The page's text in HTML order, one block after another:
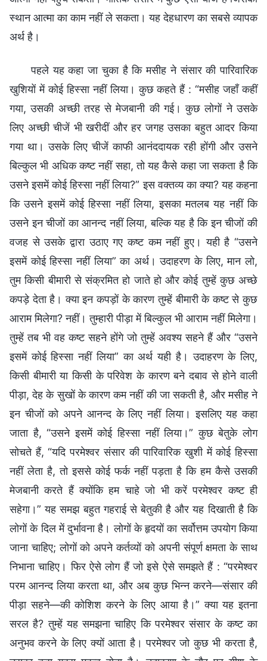
स्थान आत्मा का काम नहीं ले सकता। यह देहधारण का सबसे व्यापक
अर्थ है।
पहले यह कहा जा चुका है कि मसीह ने संसार की पारिवारिक
खुशियों में कोई हिस्सा नहीं लिया। कुछ कहते हैं : “मसीह जहाँ कहीं
गया, उसकी अच्छी तरह से मेजबानी की गई। कुछ लोगों ने उसके
लिए अच्छी चीजें भी खरीदीं और हर जगह उसका बहुत आदर किया
गया था। उसके लिए चीजें काफी आनंददायक रही होंगी और उसने
बिल्कुल भी अधिक कष्ट नहीं सहा, तो यह कैसे कहा जा सकता है कि
उसने इसमें कोई हिस्सा नहीं लिया?” इस वक्तव्य का क्या? यह कहना
कि उसने इसमें कोई हिस्सा नहीं लिया, इसका मतलब यह नहीं कि
उसने इन चीजों का आनन्द नहीं लिया, बल्कि यह है कि इन चीजों की
वजह से उसके द्वारा उठाए गए कष्ट कम नहीं हुए। यही है “उसने
इसमें कोई हिस्सा नहीं लिया” का अर्थ। उदाहरण के लिए, मान लो,
तुम किसी बीमारी से संक्रमित हो जाते हो और कोई तुम्हें कुछ अच्छे
कपड़े देता है। क्या इन कपड़ों के कारण तुम्हें बीमारी के कष्ट से कुछ
आराम मिलेगा? नहीं। तुम्हारी पीड़ा में बिल्कुल भी आराम नहीं मिलेगा।
तुम्हें तब भी वह कष्ट सहने होंगे जो तुम्हें अवश्य सहने हैं और “उसने
इसमें कोई हिस्सा नहीं लिया” का अर्थ यही है। उदाहरण के लिए,
किसी बीमारी या किसी के परिवेश के कारण बने दबाव से होने वाली
पीड़ा, देह के सुखों के कारण कम नहीं की जा सकती है, और मसीह ने
इन चीजों को अपने आनन्द के लिए नहीं लिया। इसलिए यह कहा
जाता है, “उसने इसमें कोई हिस्सा नहीं लिया।” कुछ बेतुके लोग
सोचते हैं, “यदि परमेश्वर संसार की पारिवारिक खुशी में कोई हिस्सा
नहीं लेता है, तो इससे कोई फर्क नहीं पड़ता है कि हम कैसे उसकी
मेजबानी करते हैं क्योंकि हम चाहे जो भी करें परमेश्वर कष्ट ही
सहेगा।” यह समझ बहुत गहराई से बेतुकी है और यह दिखाती है कि
लोगों के दिल में दुर्भावना है। लोगों के हृदयों का सर्वोत्तम उपयोग किया
जाना चाहिए; लोगों को अपने कर्तव्यों को अपनी संपूर्ण क्षमता के साथ
निभाना चाहिए। फिर ऐसे लोग हैं जो इसे ऐसे समझते हैं : “परमेश्वर
परम आनन्द लिया करता था, और अब कुछ भिन्न करने—संसार की
पीड़ा सहने—की कोशिश करने के लिए आया है।” क्या यह इतना
सरल है? तुम्हें यह समझना चाहिए कि परमेश्वर संसार के कष्ट का
अनुभव करने के लिए क्यों आता है। परमेश्वर जो कुछ भी करता है,